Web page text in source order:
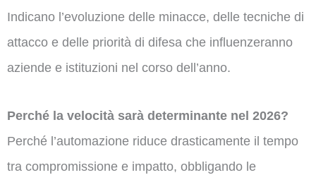
Indicano l’evoluzione delle minacce, delle tecniche di
attacco e delle priorità di difesa che influenzeranno
aziende e istituzioni nel corso dell’anno.
Perché la velocità sarà determinante nel 2026?
Perché l’automazione riduce drasticamente il tempo
tra compromissione e impatto, obbligando le